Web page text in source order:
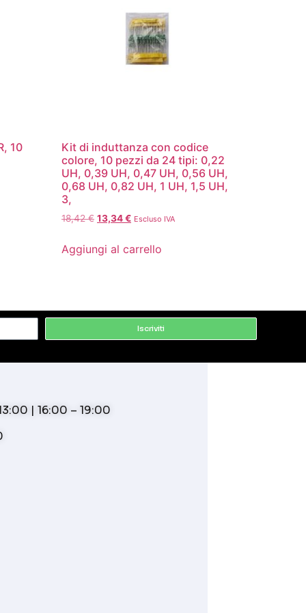
10
Kit di induttanza con codice
colore, 10 pezzi da 24 tipi: 0,22
UH, 0,39 UH, 0,47 UH, 0,56 UH,
0,68 UH, 0,82 UH, 1 UH, 1,5 UH,
3,
18,42€ 13,34€ Escluso IVA
Aggiungi al carrello
Iscriviti
| 16:00 – 19:00